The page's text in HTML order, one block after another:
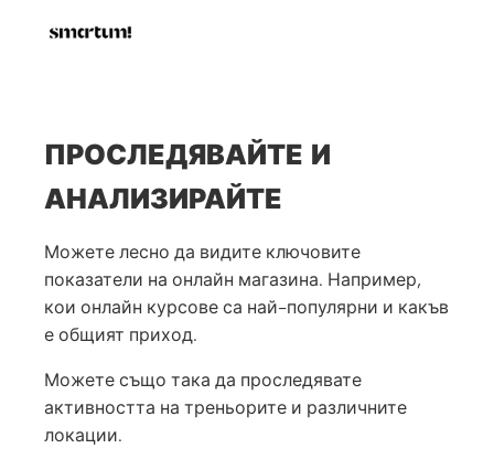
ПРОСЛЕДЯВАЙТЕ И
АНАЛИЗИРАЙТЕ
Можете лесно да видите ключовите
показатели на онлайн магазина. Например,
кои онлайн курсове са най-популярни и какъв
е общият приход.
Можете също така да проследявате
активността на треньорите и различните
локации.